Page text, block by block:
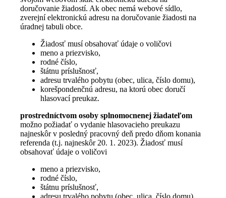
doručovanie žiadostí. Ak obec nemá webové sídlo,
zverejní elektronickú adresu na doručovanie žiadosti na
úradnej tabuli obce.
Žiadosť musí obsahovať údaje o voličovi
meno a priezvisko,
rodné číslo,
štátnu príslušnosť,
adresu trvalého pobytu (obec, ulica, číslo domu),
korešpondenčnú adresu, na ktorú obec doručí
hlasovací preukaz.
prostredníctvom osoby splnomocnenej žiadateľom
možno požiadať o vydanie hlasovacieho preukazu
najneskôr v posledný pracovný deň predo dňom konania
referenda (t.j. najneskôr 20. 1. 2023). Žiadosť musí
obsahovať údaje o voličovi
meno a priezvisko,
rodné číslo,
štátnu príslušnosť,
adresu trvalého pobytu (obec, ulica, číslo domu).